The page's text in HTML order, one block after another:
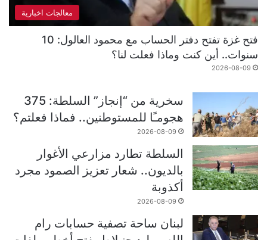
معالجات اخبارية
فتح غزة تفتح دفتر الحساب مع محمود العالول: 10
سنوات.. أين كنت وماذا فعلت لنا؟
2026-08-09
سخرية من “إنجاز” السلطة: 375
هجومـًا للمستوطنين.. فماذا فعلتم؟
2026-08-09
السلطة تطارد مزارعي الأغوار
بالديون.. شعار تعزيز الصمود مجرد
أكذوبة
2026-08-09
لبنان ساحة تصفية حسابات رام